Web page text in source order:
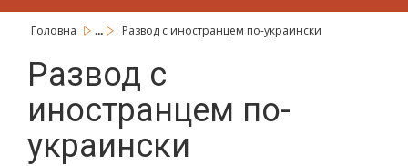
Головна ... Развод с иностранцем по-украински
Развод с
иностранцем по-
украински